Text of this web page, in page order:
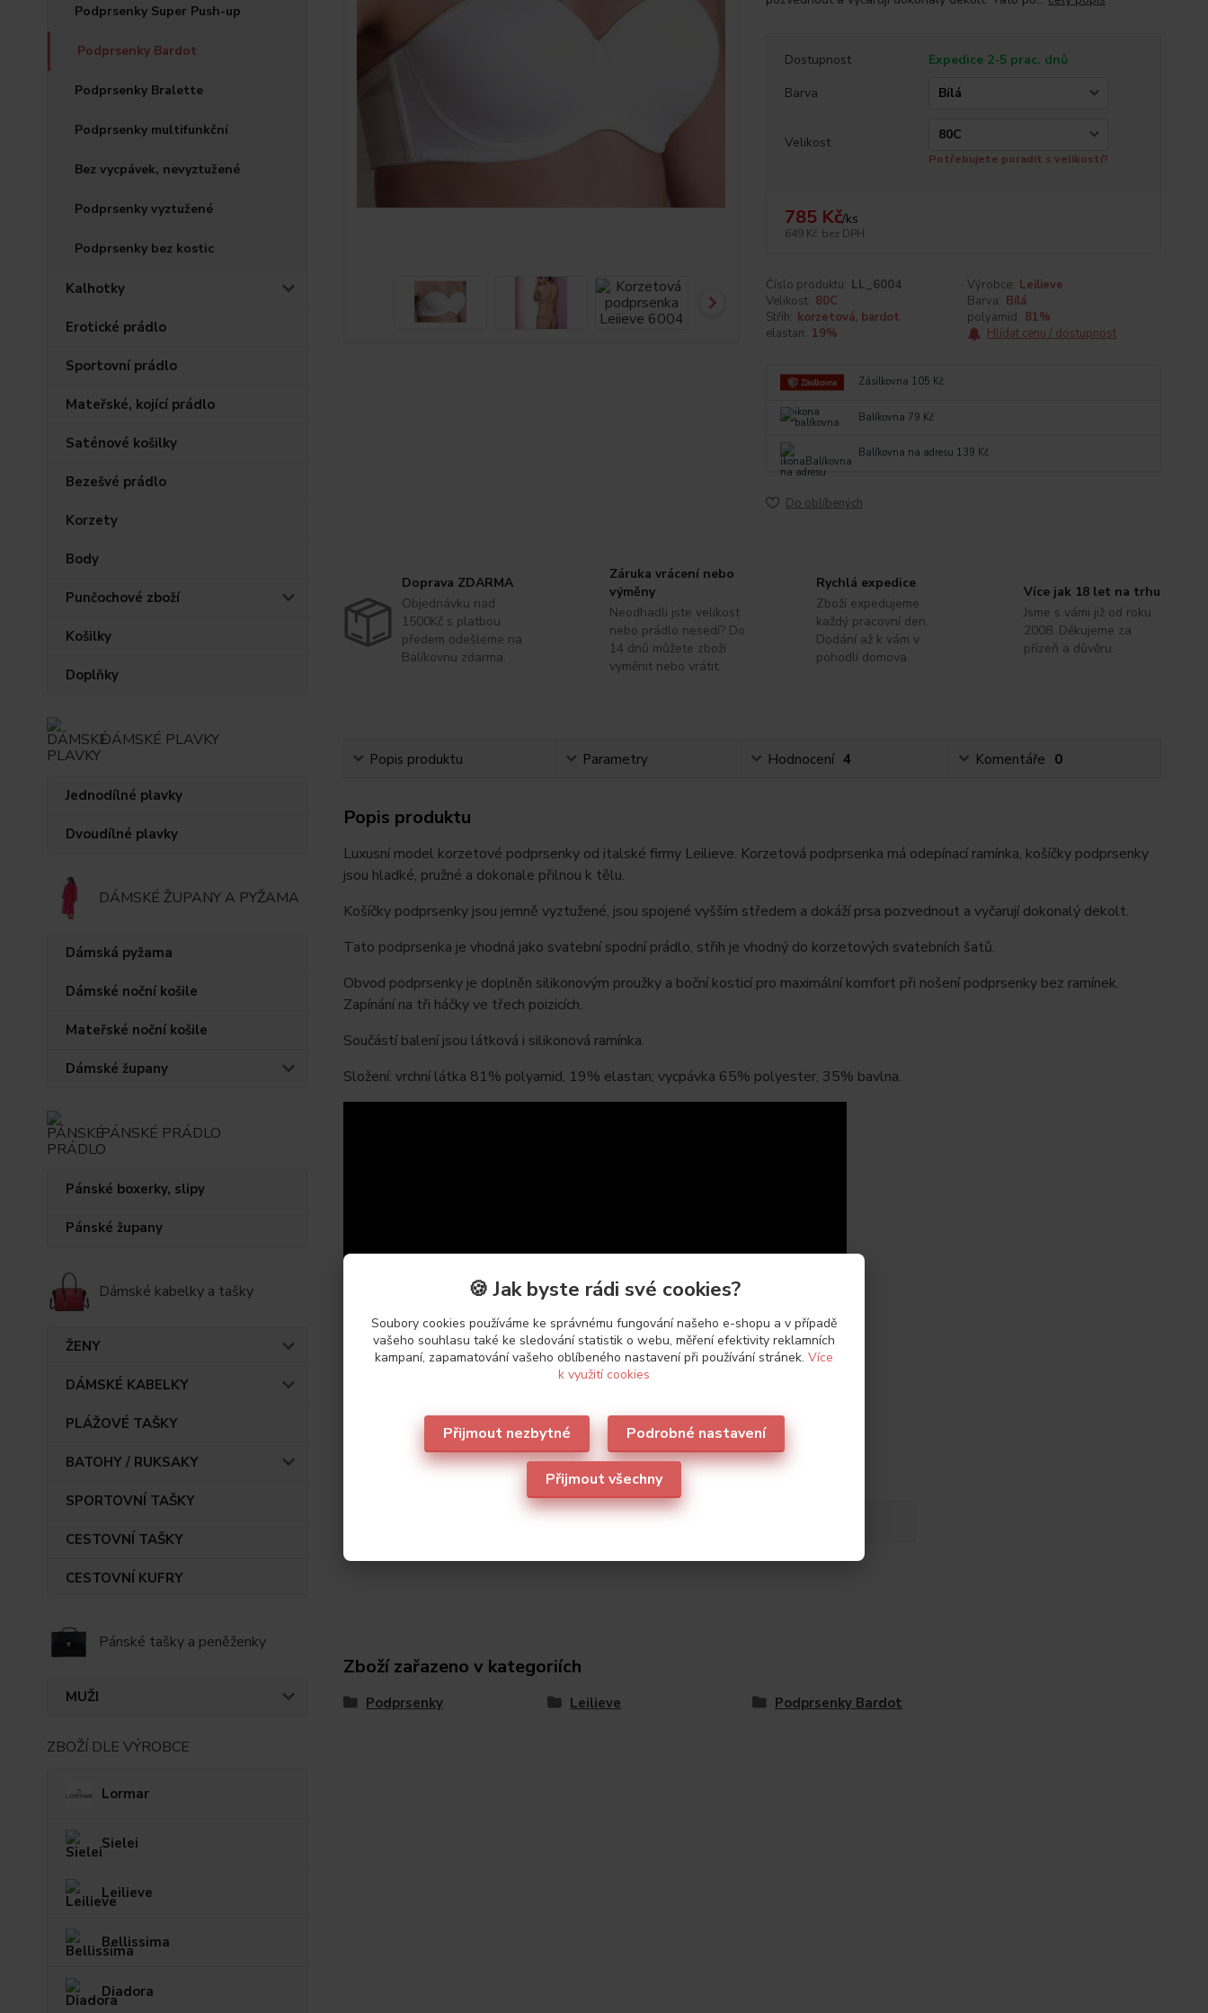
Podprsenky Super Push-up
Podprsenky Bardot
Podprsenky Bralette
Podprsenky multifunkční
Bez vycpávek, nevyztužené
Podprsenky vyztužené
Podprsenky bez kostic
Kalhotky
Erotické prádlo
Sportovní prádlo
Mateřské, kojící prádlo
Saténové košilky
Bezešvé prádlo
Korzety
Body
Punčochové zboží
Košilky
Doplňky
DÁMSKÉ PLAVKY
Jednodílné plavky
Dvoudílné plavky
DÁMSKÉ ŽUPANY A PYŽAMA
Dámská pyžama
Dámské noční košile
Mateřské noční košile
Dámské župany
PÁNSKÉ PRÁDLO
Pánské boxerky, slipy
Pánské župany
Dámské kabelky a tašky
ŽENY
DÁMSKÉ KABELKY
PLÁŽOVÉ TAŠKY
BATOHY / RUKSAKY
SPORTOVNÍ TAŠKY
CESTOVNÍ TAŠKY
CESTOVNÍ KUFRY
Pánské tašky a peněženky
MUŽI
ZBOŽÍ DLE VÝROBCE
Lormar
Sielei
Leilieve
Bellissima
Diadora
Dostupnost
Expedice 2-5 prac. dnů
Barva
Velikost
Potřebujete poradit s velikostí?
785 Kč/ks
649 Kč bez DPH
Číslo produktu: LL_6004 Výrobce: Leilieve
Velikost: 80C Barva: Bílá
Střih: korzetová, bardot polyamid: 81%
elastan: 19% Hlídat cenu / dostupnost
Zásilkovna 105 Kč
Balíkovna 79 Kč
Balíkovna na adresu 139 Kč
Do oblíbených
Doprava ZDARMA
Objednávku nad
1500Kč s platbou
předem odešleme na
Balíkovnu zdarma.
Záruka vrácení nebo
výměny
Neodhadli jste velikost
nebo prádlo nesedí? Do
14 dnů můžete zboží
vyměnit nebo vrátit.
Rychlá expedice
Zboží expedujeme
každý pracovní den.
Dodání až k vám v
pohodlí domova.
Více jak 18 let na trhu
Jsme s vámi již od roku
2008. Děkujeme za
přízeň a důvěru.
Popis produktu Parametry Hodnocení 4 Komentáře 0
Popis produktu
Luxusní model korzetové podprsenky od italské firmy Leilieve. Korzetová podprsenka má odepínací ramínka, košíčky podprsenky
jsou hladké, pružné a dokonale přilnou k tělu.
Košíčky podprsenky jsou jemně vyztužené, jsou spojené vyšším středem a dokáží prsa pozvednout a vyčarují dokonalý dekolt.
Tato podprsenka je vhodná jako svatební spodní prádlo, střih je vhodný do korzetových svatebních šatů.
Obvod podprsenky je doplněn silikonovým proužky a boční kosticí pro maximální komfort při nošení podprsenky bez ramínek.
Zapínání na tři háčky ve třech poizicích.
Součástí balení jsou látková i silikonová ramínka.
Složení: vrchní látka 81% polyamid, 19% elastan; vycpávka 65% polyester, 35% bavlna.
Parametry
Leilieve
Zboží zařazeno v kategoriích
Podprsenky Leilieve Podprsenky Bardot
🍪 Jak byste rádi své cookies?
Soubory cookies používáme ke správnému fungování našeho e-shopu a v případě
vašeho souhlasu také ke sledování statistik o webu, měření efektivity reklamních
kampaní, zapamatování vašeho oblíbeného nastavení při používání stránek. Více
k využití cookies
Přijmout nezbytné Podrobné nastavení
Přijmout všechny